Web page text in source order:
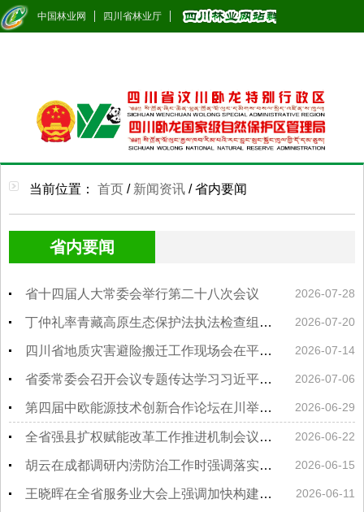
中国林业网 四川省林业厅
当前位置： 首页 / 新闻资讯 /省内要闻
省内要闻
2026-07-28
省十四届人大常委会举行第二十八次会议
2026-07-20
丁仲礼率青藏高原生态保护法执法检查组来川检查以法治方式促进青藏高原生态保护工作
2026-07-14
四川省地质灾害避险搬迁工作现场会在平武召开纵深推进避险搬迁工作提质增效
2026-07-06
省委常委会召开会议专题传达学习习近平总书记在庆祝中国共产党成立105周年大会上的重要讲话研究我省贯彻落实意见
2026-06-29
第四届中欧能源技术创新合作论坛在川举行促进中欧清洁能源领域务实合作
2026-06-22
全省强县扩权赋能改革工作推进机制会议在广安举行一县一策推动县域经济高质量发展
2026-06-15
胡云在成都调研内涝防治工作时强调落实落细各项措施 保障城市安全运行
2026-06-11
王晓晖在全省服务业大会上强调加快构建具有四川特色和优势的现代服务业体系奋力开创我省服务业高质量发展新局面施小琳主持 于立军出席